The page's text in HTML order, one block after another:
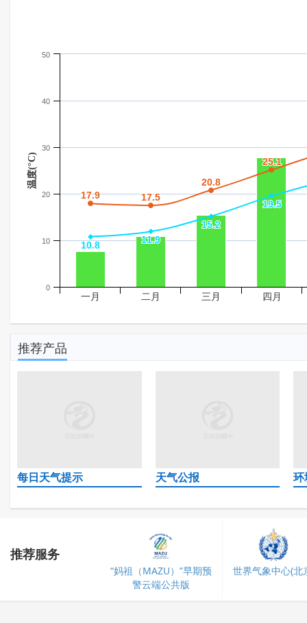
温度(°C)
17.9
17.9 17.5
17.5
20.8
20.8
25.1
25.1
10.8
10.8 11.9
11.9
15.2
15.2
19.5
19.5
一月 二月 三月 四月
0
10
20
30
40
50
推荐产品
每日天气提示 天气公报
推荐服务
“妈祖（MAZU）”早期预
警云端公共版
世界气象中心(北